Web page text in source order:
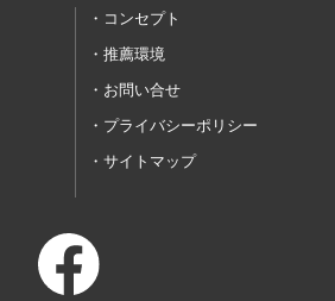
コンセプト
推薦環境
お問い合せ
プライバシーポリシー
サイトマップ